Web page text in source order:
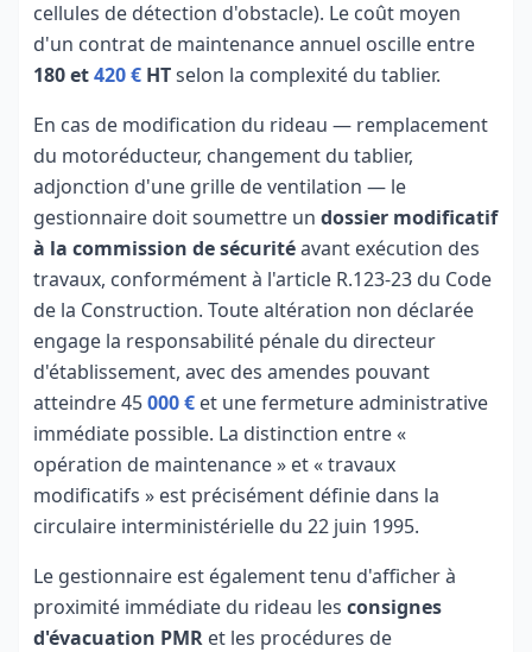
cellules de détection d'obstacle). Le coût moyen
d'un contrat de maintenance annuel oscille entre
180 et420 € HTselon la complexité du tablier.
En cas de modification du rideau — remplacement
du motoréducteur, changement du tablier,
adjonction d'une grille de ventilation — le
gestionnaire doit soumettre un dossier modificatif
à la commission de sécuritéavant exécution des
travaux, conformément à l'article R.123-23 du Code
de la Construction. Toute altération non déclarée
engage la responsabilité pénale du directeur
d'établissement, avec des amendes pouvant
atteindre 45000 € et une fermeture administrative
immédiate possible. La distinction entre «
opération de maintenance » et « travaux
modificatifs » est précisément définie dans la
circulaire interministérielle du 22 juin 1995.
Le gestionnaire est également tenu d'afficher à
proximité immédiate du rideau les consignes
d'évacuation PMR et les procédures de